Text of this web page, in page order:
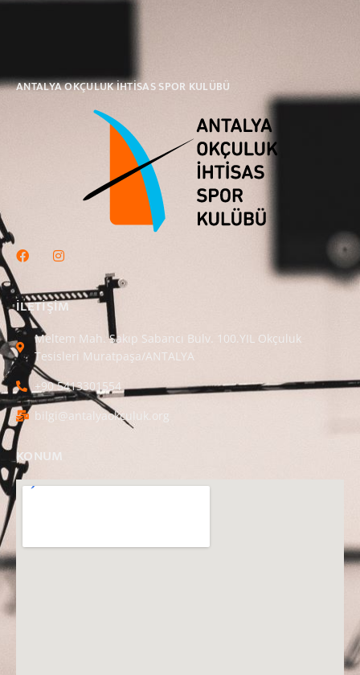
ANTALYA OKÇULUK İHTİSAS SPOR KULÜBÜ
ILETIŞIM
Meltem Mah. Sakıp Sabancı Bulv. 100.YIL Okçuluk
Tesisleri Muratpaşa/ANTALYA
+90 5413301554
bilgi@antalyaokculuk.org
KONUM